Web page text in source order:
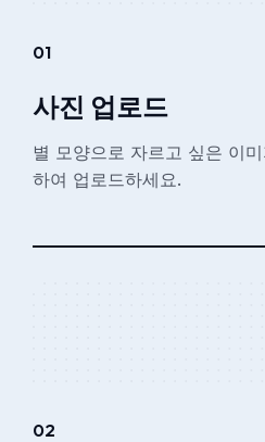
01
사진 업로드
별 모양으로 자르고 싶은 이
하여 업로드하세요.
02